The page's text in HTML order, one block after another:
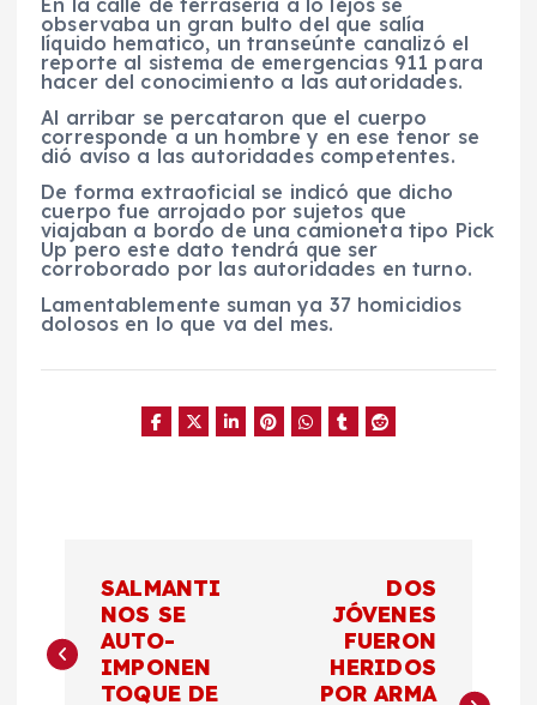
observaba un gran bulto del que salía
líquido hematico, un transeúnte canalizó el
reporte al sistema de emergencias 911 para
hacer del conocimiento a las autoridades.
Al arribar se percataron que el cuerpo
corresponde a un hombre y en ese tenor se
dió aviso a las autoridades competentes.
De forma extraoficial se indicó que dicho
cuerpo fue arrojado por sujetos que
viajaban a bordo de una camioneta tipo Pick
Up pero este dato tendrá que ser
corroborado por las autoridades en turno.
Lamentablemente suman ya 37 homicidios
dolosos en lo que va del mes.
a
v
SALMANTI
NOS SE
AUTO-
IMPONEN
TOQUE DE
DOS
JÓVENES
FUERON
HERIDOS
POR ARMA